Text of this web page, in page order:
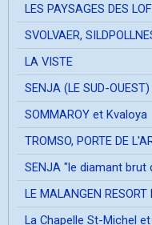
LES PAYSAGES DES
SVOLVAER,
LA VISTE
SENJA (LE SUD-OUEST)
SOMMAROY et Kvaloya
TROMSO, PORTE DE
SENJA "le diamant brut
LE MALANGEN RESORT
La Chapelle St-Michel